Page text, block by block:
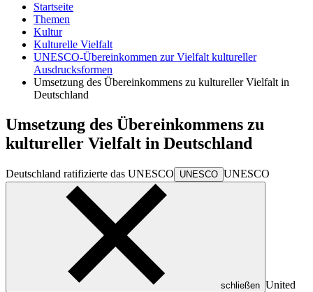
Startseite
Themen
Kultur
Kulturelle Vielfalt
UNESCO-Übereinkommen zur Vielfalt kultureller
Ausdrucksformen
Umsetzung des Übereinkommens zu kultureller Vielfalt in
Deutschland
Umsetzung des Übereinkommens zu
kultureller Vielfalt in Deutschland
Deutschland ratifizierte das UNESCO UNESCO UNESCO
schließen United